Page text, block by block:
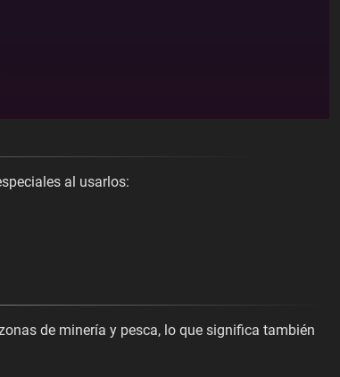
al usarlos:
de minería y pesca, lo que significa también